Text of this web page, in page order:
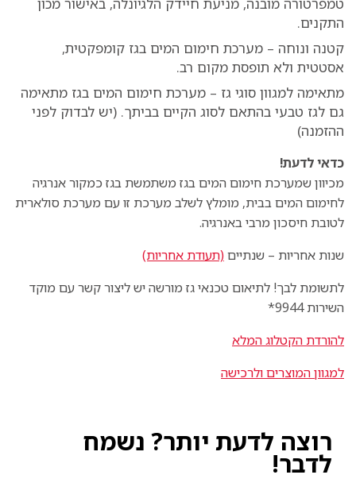
התקנים.
קטנה ונוחה – מערכת חימום המים בגז קומפקטית,
אסטטית ולא תופסת מקום רב.
מתאימה למגוון סוגי גז – מערכת חימום המים בגז מתאימה
גם לגז טבעי בהתאם לסוג הקיים בביתך. (יש לבדוק לפני
ההזמנה)
כדאי לדעת!
מכיוון שמערכת חימום המים בגז משתמשת בגז כמקור אנרגיה
לחימום המים בבית, מומלץ לשלב מערכת זו עם מערכת סולארית
לטובת חיסכון מרבי באנרגיה.
שנות אחריות – שנתיים(תעודת אחריות)
לתשומת לבך! לתיאום טכנאי גז מורשה יש ליצור קשר עם מוקד
השירות 9944*
להורדת הקטלוג המלא
למגוון המוצרים ולרכישה
רוצה לדעת יותר? נשמח
לדבר!